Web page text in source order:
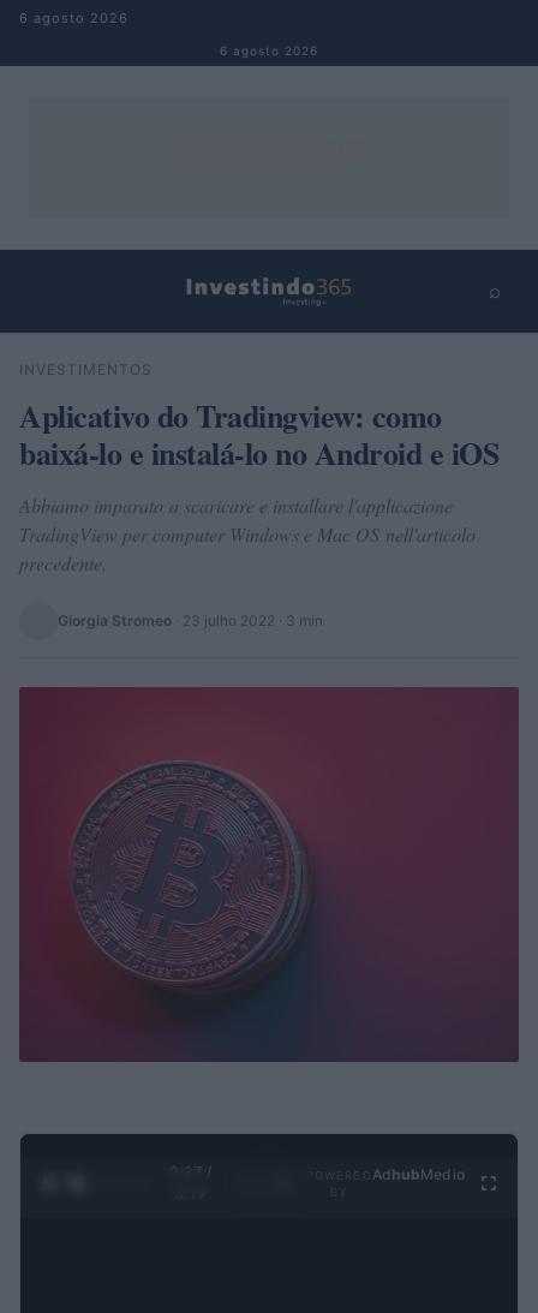
Pular para o conteúdo
6 agosto 2026
6 agosto 2026
⌕
Buscar
INVESTIMENTOS
Aplicativo do Tradingview: como
baixá-lo e instalá-lo no Android e iOS
Abbiamo imparato a scaricare e installare l'applicazione
TradingView per computer Windows e Mac OS nell'articolo
precedente.
Giorgia Stromeo · 23 julho 2022 · 3 min
0:28 /
Ad hubMedia